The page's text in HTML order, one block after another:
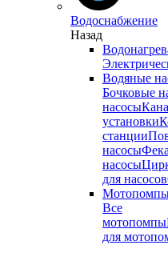
Водоснабжение
Назад
Водяные
Бочковые
насосы
установки
станции
насосы
насосы
для насосов
Все
мотопомпы
для